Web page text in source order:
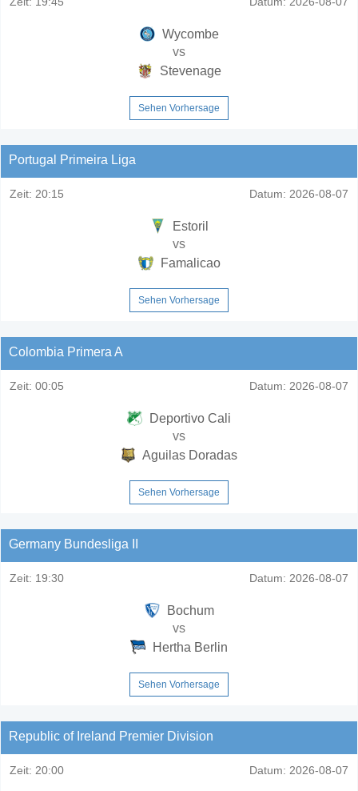
Wycombe
vs
Stevenage
Sehen Vorhersage
Portugal Primeira Liga
Zeit: 20:15 Datum: 2026-08-07
Estoril
vs
Famalicao
Sehen Vorhersage
Colombia Primera A
Zeit: 00:05 Datum: 2026-08-07
Deportivo Cali
vs
Aguilas Doradas
Sehen Vorhersage
Germany Bundesliga II
Zeit: 19:30 Datum: 2026-08-07
Bochum
vs
Hertha Berlin
Sehen Vorhersage
Republic of Ireland Premier Division
Zeit: 20:00 Datum: 2026-08-07